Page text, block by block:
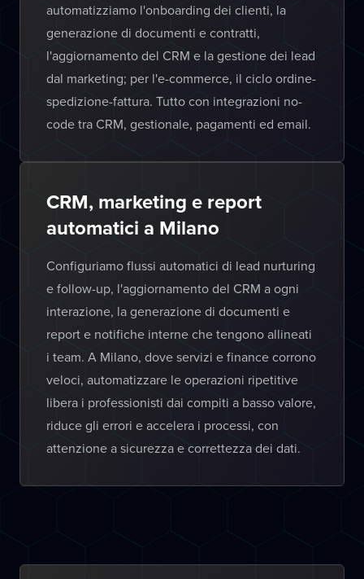
automatizziamo l'onboarding dei clienti, la
generazione di documenti e contratti,
l'aggiornamento del CRM e la gestione dei lead
dal marketing; per l'e-commerce, il ciclo ordine-
spedizione-fattura. Tutto con integrazioni no-
code tra CRM, gestionale, pagamenti ed email.
CRM, marketing e report
automatici a Milano
Configuriamo flussi automatici di lead nurturing
e follow-up, l'aggiornamento del CRM a ogni
interazione, la generazione di documenti e
report e notifiche interne che tengono allineati
i team. A Milano, dove servizi e finance corrono
veloci, automatizzare le operazioni ripetitive
libera i professionisti dai compiti a basso valore,
riduce gli errori e accelera i processi, con
attenzione a sicurezza e correttezza dei dati.